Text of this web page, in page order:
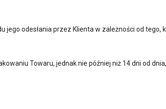
odesłania przez Klienta w zależności od tego,
Towaru, jednak nie później niż 14 dni od